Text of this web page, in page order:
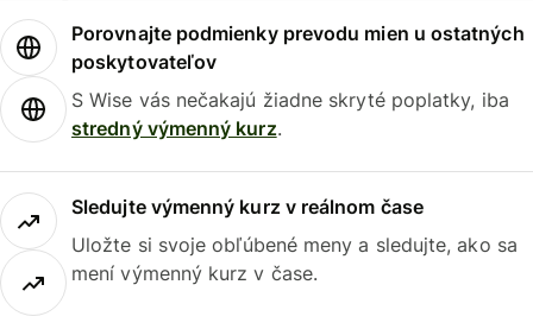
Porovnajte podmienky prevodu mien u ostatných
poskytovateľov
S Wise vás nečakajú žiadne skryté poplatky, iba
stredný výmenný kurz.
Sledujte výmenný kurz v reálnom čase
Uložte si svoje obľúbené meny a sledujte, ako sa
mení výmenný kurz v čase.